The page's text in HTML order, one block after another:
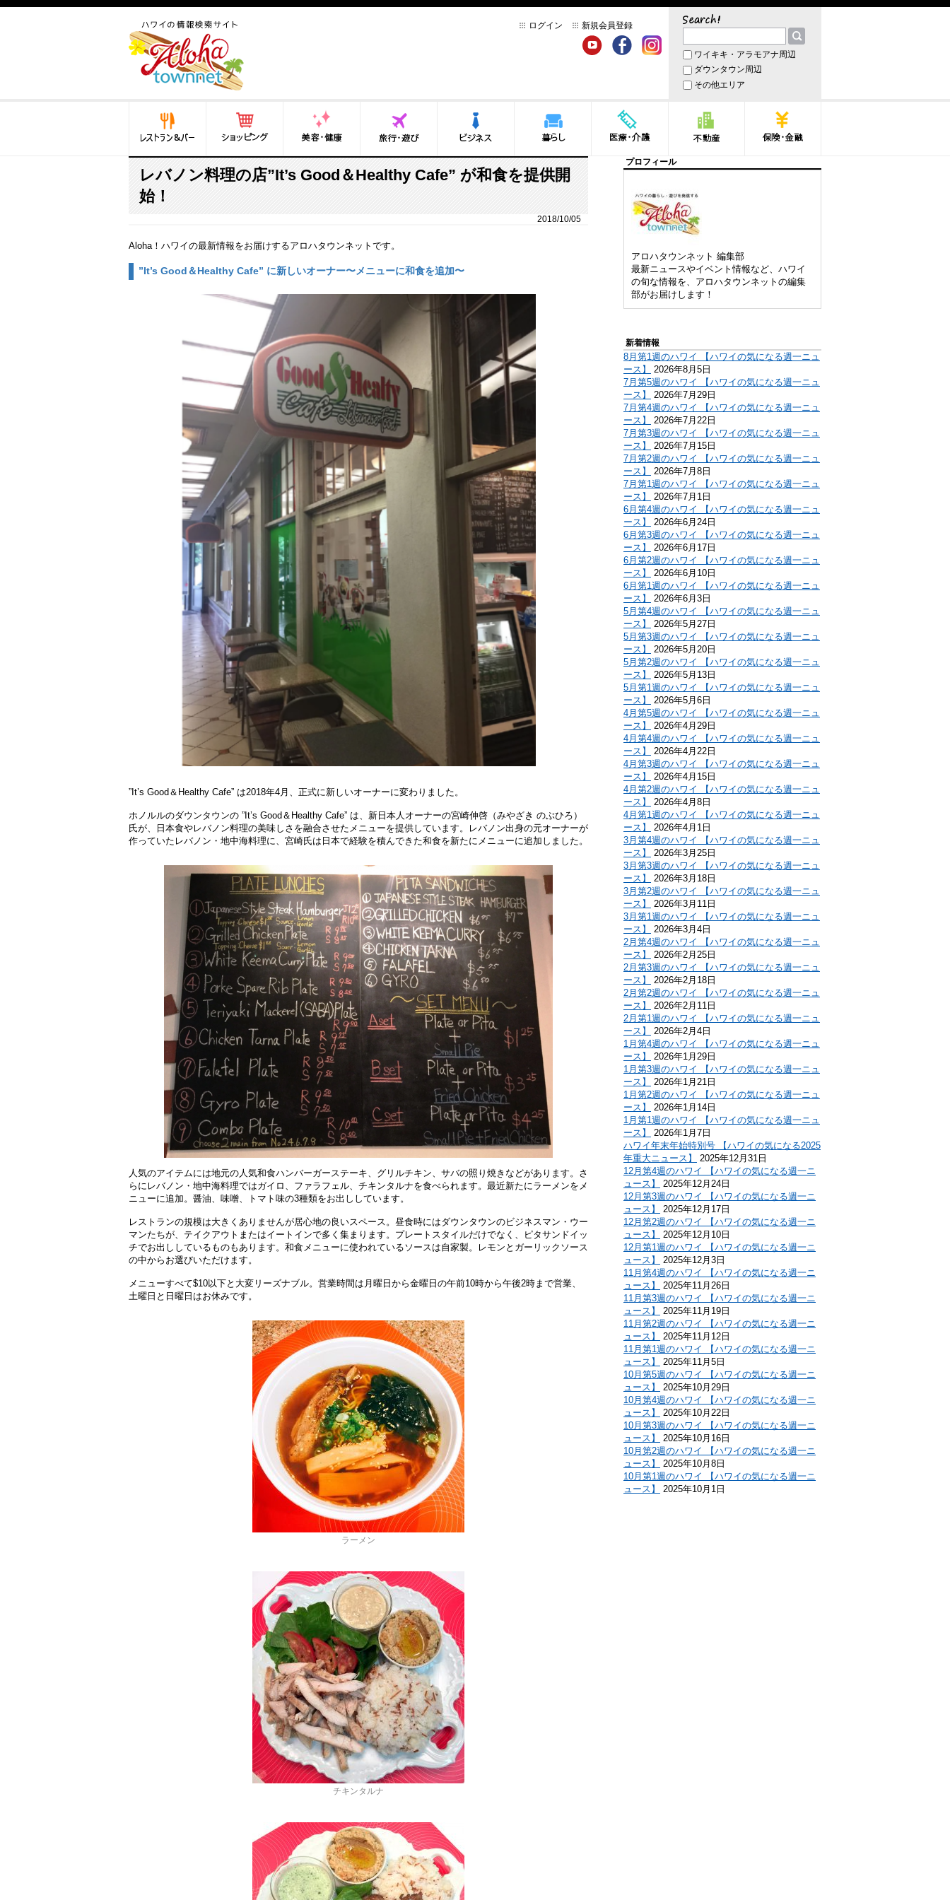
法律から運転免許証まで情
報が満載！
ログイン 新規会員登録 サーチ
ワイキキ・アラモアナ周辺
ダウンタウン周辺
その他エリア
医療・介護 不動産
レバノン料理の店”It’s Good＆Healthy Cafe” が和食を提供開
始！
2018/10/05
Aloha！ハワイの最新情報をお届けするアロハタウンネットです。
”It’s Good＆Healthy Cafe” に新しいオーナー〜メニューに和食を追加〜
”It’s Good＆Healthy Cafe” は2018年4月、正式に新しいオーナーに変わりました。
ホノルルのダウンタウンの ”It’s Good＆Healthy Cafe” は、新日本人オーナーの宮崎伸啓（みやざき のぶひろ）
氏が、日本食やレバノン料理の美味しさを融合させたメニューを提供しています。レバノン出身の元オーナーが
作っていたレバノン・地中海料理に、宮崎氏は日本で経験を積んできた和食を新たにメニューに追加しました。
人気のアイテムには地元の人気和食ハンバーガーステーキ、グリルチキン、サバの照り焼きなどがあります。さ
らにレバノン・地中海料理ではガイロ、ファラフェル、チキンタルナを食べられます。最近新たにラーメンをメ
ニューに追加。醤油、味噌、トマト味の3種類をお出ししています。
レストランの規模は大きくありませんが居心地の良いスペース。昼食時にはダウンタウンのビジネスマン・ウー
マンたちが、テイクアウトまたはイートインで多く集まります。プレートスタイルだけでなく、ピタサンドイッ
チでお出ししているものもあります。和食メニューに使われているソースは自家製。レモンとガーリックソース
の中からお選びいただけます。
メニューすべて$10以下と大変リーズナブル。営業時間は月曜日から金曜日の午前10時から午後2時まで営業、
土曜日と日曜日はお休みです。
ラーメン
チキンタルナ
プロフィール
アロハタウンネット 編集部
最新ニュースやイベント情報など、ハワイ
の旬な情報を、アロハタウンネットの編集
部がお届けします！
新着情報
8月第1週のハワイ 【ハワイの気になる週一ニュ
ース】
2026年8月5日
7月第5週のハワイ 【ハワイの気になる週一ニュ
ース】
2026年7月29日
7月第4週のハワイ 【ハワイの気になる週一ニュ
ース】
2026年7月22日
7月第3週のハワイ 【ハワイの気になる週一ニュ
ース】
2026年7月15日
7月第2週のハワイ 【ハワイの気になる週一ニュ
ース】
2026年7月8日
7月第1週のハワイ 【ハワイの気になる週一ニュ
ース】
2026年7月1日
6月第4週のハワイ 【ハワイの気になる週一ニュ
ース】
2026年6月24日
6月第3週のハワイ 【ハワイの気になる週一ニュ
ース】
2026年6月17日
6月第2週のハワイ 【ハワイの気になる週一ニュ
ース】
2026年6月10日
6月第1週のハワイ 【ハワイの気になる週一ニュ
ース】
2026年6月3日
5月第4週のハワイ 【ハワイの気になる週一ニュ
ース】
2026年5月27日
5月第3週のハワイ 【ハワイの気になる週一ニュ
ース】
2026年5月20日
5月第2週のハワイ 【ハワイの気になる週一ニュ
ース】
2026年5月13日
5月第1週のハワイ 【ハワイの気になる週一ニュ
ース】
2026年5月6日
4月第5週のハワイ 【ハワイの気になる週一ニュ
ース】
2026年4月29日
4月第4週のハワイ 【ハワイの気になる週一ニュ
ース】
2026年4月22日
4月第3週のハワイ 【ハワイの気になる週一ニュ
ース】
2026年4月15日
4月第2週のハワイ 【ハワイの気になる週一ニュ
ース】
2026年4月8日
4月第1週のハワイ 【ハワイの気になる週一ニュ
ース】
2026年4月1日
3月第4週のハワイ 【ハワイの気になる週一ニュ
ース】
2026年3月25日
3月第3週のハワイ 【ハワイの気になる週一ニュ
ース】
2026年3月18日
3月第2週のハワイ 【ハワイの気になる週一ニュ
ース】
2026年3月11日
3月第1週のハワイ 【ハワイの気になる週一ニュ
ース】
2026年3月4日
2月第4週のハワイ 【ハワイの気になる週一ニュ
ース】
2026年2月25日
2月第3週のハワイ 【ハワイの気になる週一ニュ
ース】
2026年2月18日
2月第2週のハワイ 【ハワイの気になる週一ニュ
ース】
2026年2月11日
2月第1週のハワイ 【ハワイの気になる週一ニュ
ース】
2026年2月4日
1月第4週のハワイ 【ハワイの気になる週一ニュ
ース】
2026年1月29日
1月第3週のハワイ 【ハワイの気になる週一ニュ
ース】
2026年1月21日
1月第2週のハワイ 【ハワイの気になる週一ニュ
ース】
2026年1月14日
1月第1週のハワイ 【ハワイの気になる週一ニュ
ース】
2026年1月7日
ハワイ年末年始特別号 【ハワイの気になる2025
年重大ニュース】
2025年12月31日
12月第4週のハワイ 【ハワイの気になる週一ニ
ュース】
2025年12月24日
12月第3週のハワイ 【ハワイの気になる週一ニ
ュース】
2025年12月17日
12月第2週のハワイ 【ハワイの気になる週一ニ
ュース】
2025年12月10日
12月第1週のハワイ 【ハワイの気になる週一ニ
ュース】
2025年12月3日
11月第4週のハワイ 【ハワイの気になる週一ニ
ュース】
2025年11月26日
11月第3週のハワイ 【ハワイの気になる週一ニ
ュース】
2025年11月19日
11月第2週のハワイ 【ハワイの気になる週一ニ
ュース】
2025年11月12日
11月第1週のハワイ 【ハワイの気になる週一ニ
ュース】
2025年11月5日
10月第5週のハワイ 【ハワイの気になる週一ニ
ュース】
2025年10月29日
10月第4週のハワイ 【ハワイの気になる週一ニ
ュース】
2025年10月22日
10月第3週のハワイ 【ハワイの気になる週一ニ
ュース】
2025年10月16日
10月第2週のハワイ 【ハワイの気になる週一ニ
ュース】
2025年10月8日
10月第1週のハワイ 【ハワイの気になる週一ニ
ュース】
2025年10月1日